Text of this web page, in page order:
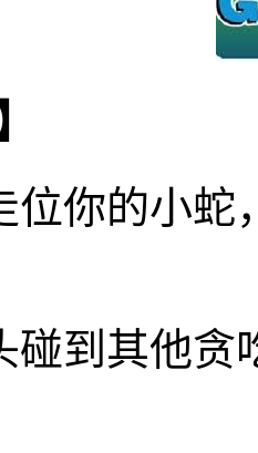
位你的小
碰到其他